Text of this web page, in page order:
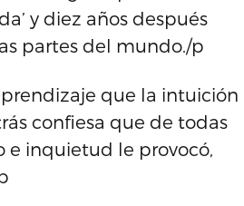
y diez años después
partes del mundo./p
que la intuición
confiesa que de todas
e inquietud le provocó,